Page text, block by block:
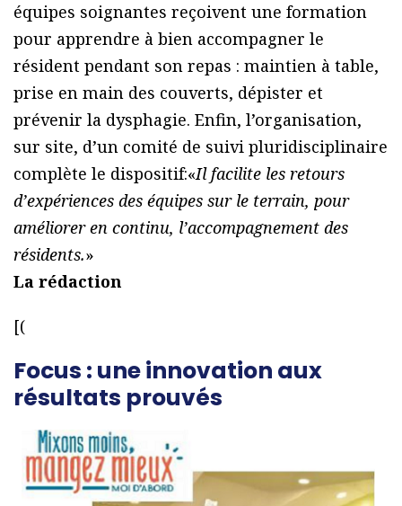
équipes soignantes reçoivent une formation
pour apprendre à bien accompagner le
résident pendant son repas : maintien à table,
prise en main des couverts, dépister et
prévenir la dysphagie. Enfin, l’organisation,
sur site, d’un comité de suivi pluridisciplinaire
complète le dispositif:«Il facilite les retours
d’expériences des équipes sur le terrain, pour
améliorer en continu, l’accompagnement des
résidents.»
La rédaction
[(
Focus : une innovation aux
résultats prouvés